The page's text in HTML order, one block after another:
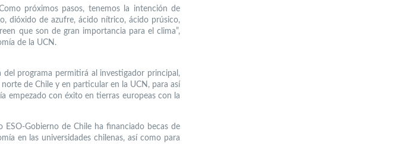
próximos pasos, tenemos la intención de
dióxido de azufre, ácido nítrico, ácido prúsico,
que son de gran importancia para el clima”,
de la UCN.
programa permitirá al investigador principal,
de Chile y en particular en la UCN, para así
empezado con éxito en tierras europeas con la
Gobierno de Chile ha financiado becas de
en las universidades chilenas, así como para